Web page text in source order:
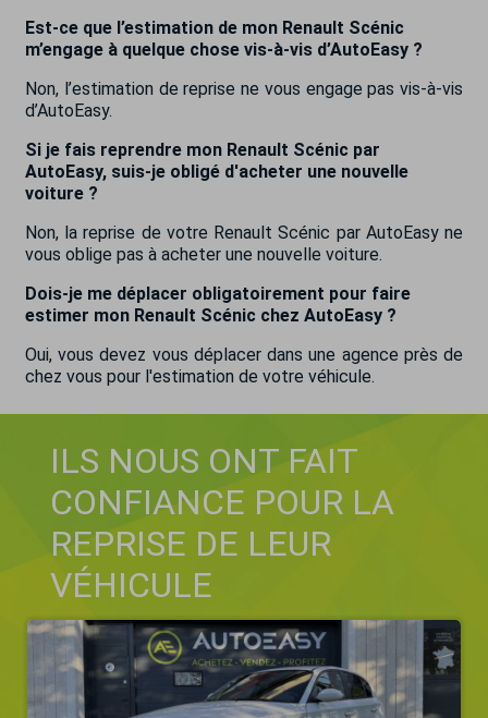
Est-ce que l’estimation de mon Renault Scénic
m’engage à quelque chose vis-à-vis d’AutoEasy ?
Non, l’estimation de reprise ne vous engage pas vis-à-vis
d’AutoEasy.
Si je fais reprendre mon Renault Scénic par
AutoEasy, suis-je obligé d'acheter une nouvelle
voiture ?
Non, la reprise de votre Renault Scénic par AutoEasy ne
vous oblige pas à acheter une nouvelle voiture.
Dois-je me déplacer obligatoirement pour faire
estimer mon Renault Scénic chez AutoEasy ?
Oui, vous devez vous déplacer dans une agence près de
chez vous pour l'estimation de votre véhicule.
ILS NOUS ONT FAIT
CONFIANCE POUR LA
REPRISE DE LEUR
VÉHICULE